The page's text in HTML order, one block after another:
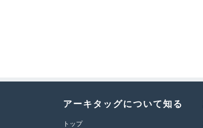
アーキタッグについて知る
トップ